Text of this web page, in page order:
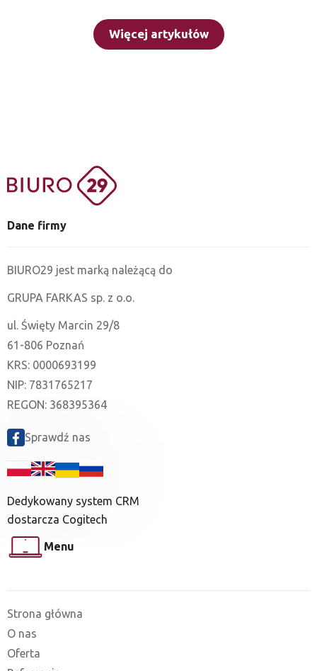
Więcej artykułów
Dane firmy
BIURO29 jest marką należącą do
GRUPA FARKAS sp. z o.o.
ul. Święty Marcin 29/8
61-806 Poznań
KRS: 0000693199
NIP: 7831765217
REGON: 368395364
Sprawdź nas
Dedykowany system CRM
dostarcza Cogitech
Menu
Strona główna
O nas
Oferta